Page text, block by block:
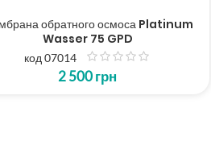
обратного осмоса Platinum
Wasser 75 GPD
код 07014
2 500грн